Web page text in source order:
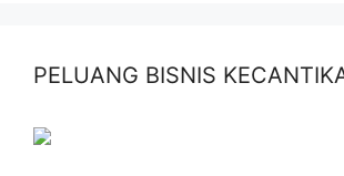
PELUANG BISNIS